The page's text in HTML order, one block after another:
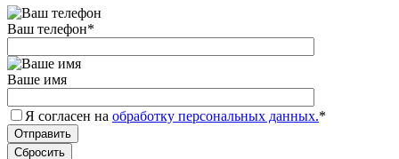
Ваш телефон*
Ваше имя
Я согласен на обработку персональных данных.*